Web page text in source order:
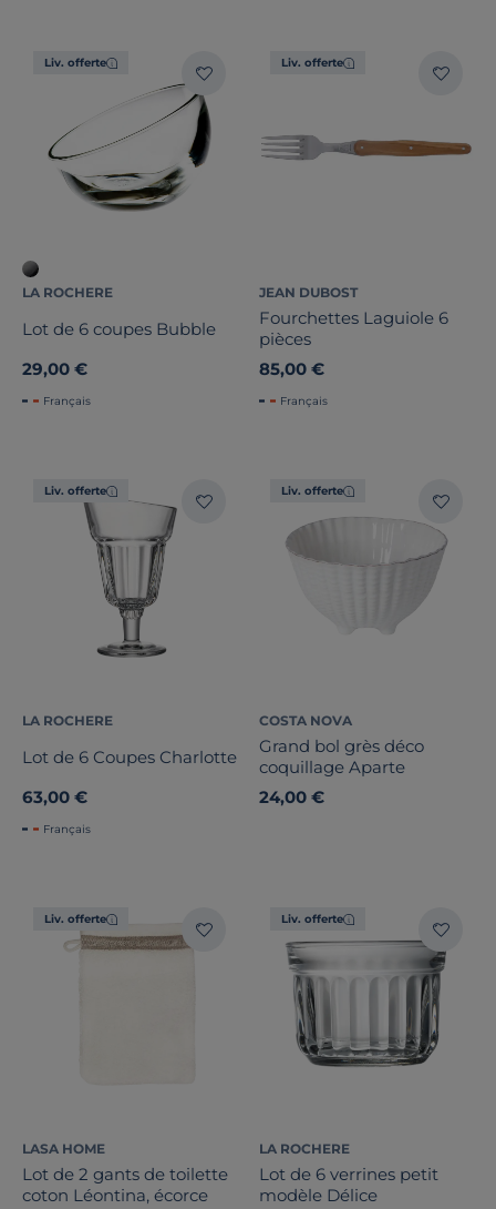
Liv. offerte
LA ROCHERE
Lot de 6 coupes Bubble
29,00 €
Français
Liv. offerte
JEAN DUBOST
Fourchettes Laguiole 6
pièces
85,00 €
Français
Liv. offerte
LA ROCHERE
Lot de 6 Coupes Charlotte
63,00 €
Français
Liv. offerte
COSTA NOVA
Grand bol grès déco
coquillage Aparte
24,00 €
Liv. offerte
LASA HOME
Lot de 2 gants de toilette
coton Léontina, écorce
Liv. offerte
LA ROCHERE
Lot de 6 verrines petit
modèle Délice